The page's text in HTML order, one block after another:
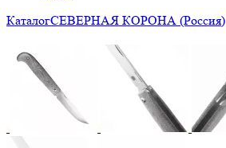
КаталогСЕВЕРНАЯ КОРОНА (Россия)